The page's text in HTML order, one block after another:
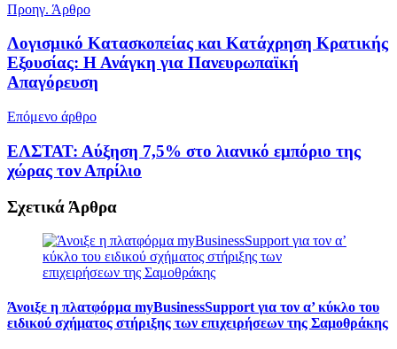
Προηγ. Άρθρο
Λογισμικό Κατασκοπείας και Κατάχρηση Κρατικής
Εξουσίας: Η Ανάγκη για Πανευρωπαϊκή
Απαγόρευση
Επόμενο άρθρο
ΕΛΣΤΑΤ: Αύξηση 7,5% στο λιανικό εμπόριο της
χώρας τον Απρίλιο
Σχετικά Άρθρα
Άνοιξε η πλατφόρμα myBusinessSupport για τον α’ κύκλο του
ειδικού σχήματος στήριξης των επιχειρήσεων της Σαμοθράκης